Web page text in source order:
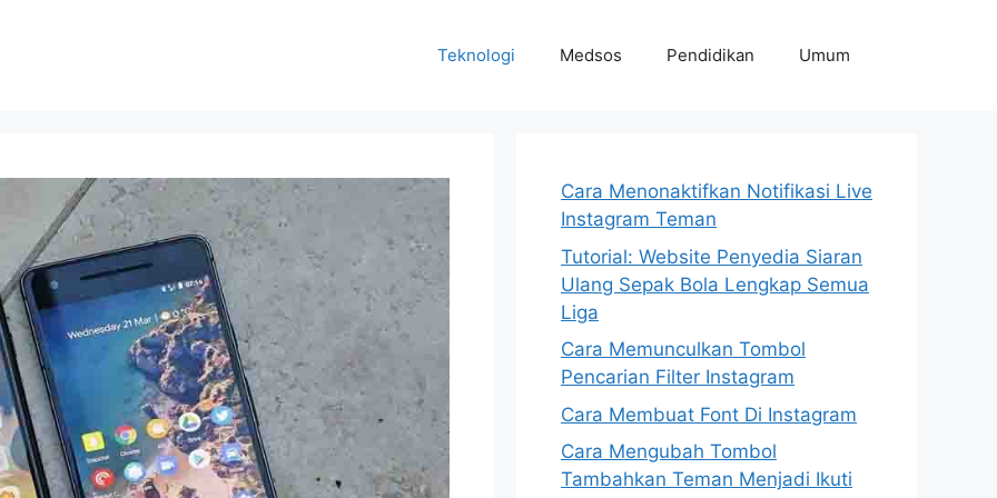
Teknologi Medsos Pendidikan Umum
Cara Menonaktifkan Notifikasi Live
Instagram Teman
Tutorial: Website Penyedia Siaran
Ulang Sepak Bola Lengkap Semua
Liga
Cara Memunculkan Tombol
Pencarian Filter Instagram
Cara Membuat Font Di Instagram
Cara Mengubah Tombol
Tambahkan Teman Menjadi Ikuti